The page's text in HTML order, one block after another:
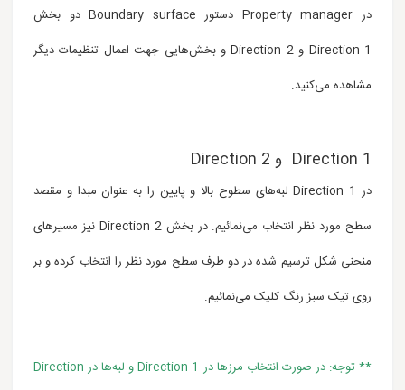
در Property manager دستور Boundary surface دو بخش
Direction 1 و Direction 2 و بخش‌هایی جهت اعمال تنظیمات دیگر
مشاهده می‌کنید.
Direction 1 و Direction 2
در Direction 1 لبه‌های سطوح بالا و پایین را به عنوان مبدا و مقصد
سطح مورد نظر انتخاب می‌نمائیم. در بخش Direction 2 نیز مسیرهای
منحنی شکل ترسیم شده در دو طرف سطح مورد نظر را انتخاب کرده و بر
روی تیک سبز رنگ کلیک می‌نمائیم.
** توجه: در صورت انتخاب مرزها در Direction 1 و لبه‌ها در Direction